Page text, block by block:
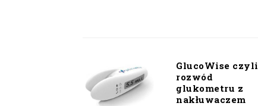
GlucoWise czyli
rozwód
glukometru z
nakłuwaczem